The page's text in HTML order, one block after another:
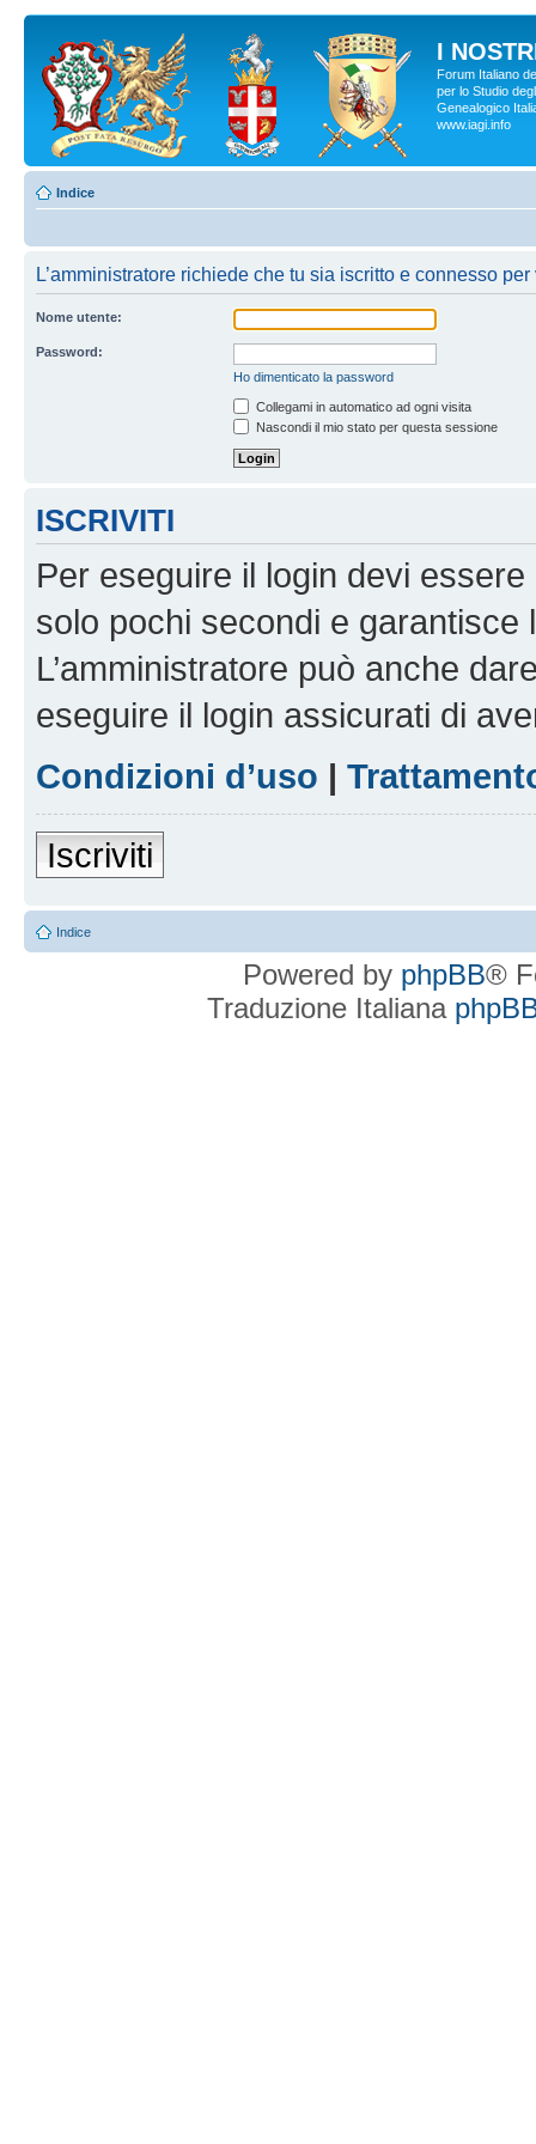
I
Forum Italiano
per lo Studio
Genealogico
www.iagi.info
Indice
L’amministratore richiede che tu sia iscritto e connesso
Nome utente:
Password:
Ho dimenticato la password
Collegami in automatico ad ogni visita
Nascondi il mio stato per questa sessione
ISCRIVITI
Per eseguire il login devi
solo pochi secondi e garantisce
L’amministratore può anche
eseguire il login assicurati di
Condizioni d’uso |
Iscriviti
Indice
Powered by phpBB®
Traduzione Italiana